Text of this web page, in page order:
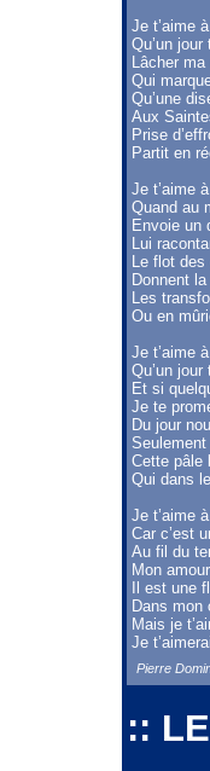
Je t’aime
Qu’un
Lâcher
Qui
Qu’une
Aux
Prise
Partit en
Je t’aime
Quand au
Envoie un
Lui
Le flot
Donnent
Les
Ou en
Je t’aime
Qu’un
Et si
Je te
Du jour
Seulement
Cette pâle
Qui dans
Je t’aime
Car c’est
Au fil du
Mon
Il est une
Dans mon
Mais je
Je
Pierre
::